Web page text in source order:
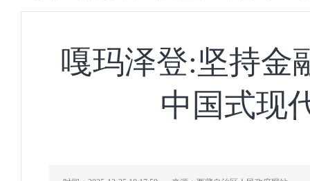
嘎玛泽登:坚持金
中国式现